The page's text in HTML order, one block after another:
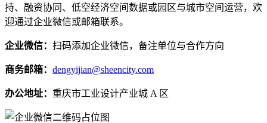
持、融资协同、低空经济空间数据或园区与城市空间运营，欢
迎通过企业微信或邮箱联系。
企业微信： 扫码添加企业微信，备注单位与合作方向
商务邮箱： dengyijian@sheencity.com
办公地址： 重庆市工业设计产业城 A 区